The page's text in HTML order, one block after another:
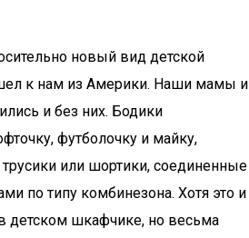
новый вид детской
к нам из Америки. Наши мамы и
и без них. Бодики
футболочку и майку,
или шортики, соединенные
по типу комбинезона. Хотя это и
детском шкафчике, но весьма